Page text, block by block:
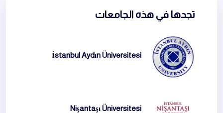
تجدها في هذه الجامعات
İstanbul Aydın Üniversitesi
Nişantaşı Üniversitesi